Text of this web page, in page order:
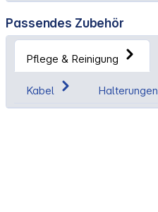
Passendes Zubehör
Pflege & Reinigung
Kabel Halterungen